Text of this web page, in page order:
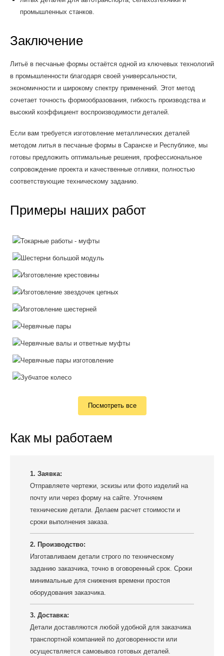
промышленных станков.
Заключение
Литьё в песчаные формы остаётся одной из ключевых технологий
в промышленности благодаря своей универсальности,
экономичности и широкому спектру применений. Этот метод
сочетает точность формообразования, гибкость производства и
высокий коэффициент воспроизводимости деталей.
Если вам требуется изготовление металлических деталей
методом литья в песчаные формы в Саранске и Республике, мы
готовы предложить оптимальные решения, профессиональное
сопровождение проекта и качественные отливки, полностью
соответствующие техническому заданию.
Примеры наших работ
Посмотреть все
Как мы работаем
1. Заявка:
Отправляете чертежи, эскизы или фото изделий на
почту или через форму на сайте. Уточняем
технические детали. Делаем расчет стоимости и
сроки выполнения заказа.
2. Производство:
Изготавливаем детали строго по техническому
заданию заказчика, точно в оговоренный срок. Сроки
минимальные для снижения времени простоя
оборудования заказчика.
3. Доставка:
Детали доставляются любой удобной для заказчика
транспортной компанией по договоренности или
осуществляется самовывоз готовых деталей.